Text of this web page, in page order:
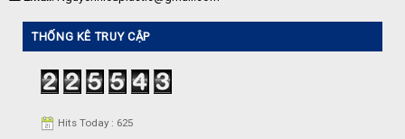
THỐNG KÊ TRUY CẬP
Hits Today : 625